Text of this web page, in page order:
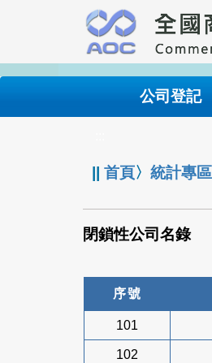
要
內
公司登記
||首頁〉統計專區
閉鎖性公司名錄
序號
101
102